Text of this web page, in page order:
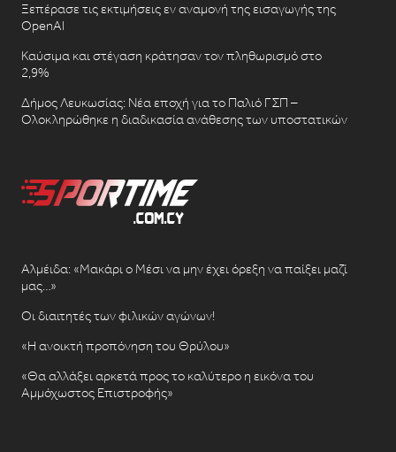
Ξεπέρασε τις εκτιμήσεις εν αναμονή της εισαγωγής της
OpenAI
Καύσιμα και στέγαση κράτησαν τον πληθωρισμό στο
2,9%
Δήμος Λευκωσίας: Νέα εποχή για το Παλιό ΓΣΠ –
Ολοκληρώθηκε η διαδικασία ανάθεσης των υποστατικών
Αλμέιδα: «Μακάρι ο Μέσι να μην έχει όρεξη να παίξει μαζί
μας…»
Οι διαιτητές των φιλικών αγώνων!
«Η ανοικτή προπόνηση του Θρύλου»
«Θα αλλάξει αρκετά προς το καλύτερο η εικόνα του
Αμμόχωστος Επιστροφής»